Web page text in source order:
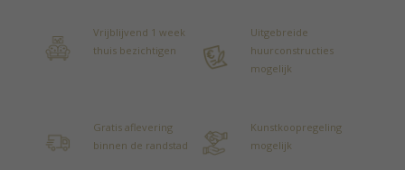
Vrijblijvend 1 week
thuis bezichtigen
Uitgebreide
huurconstructies
mogelijk
Gratis aflevering
binnen de randstad
Kunstkoopregeling
mogelijk